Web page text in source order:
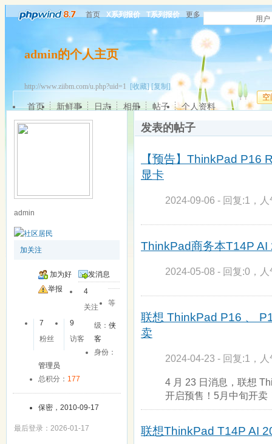
首页 X系列报价 T系列报价 更多 用户
admin的个人主页
http://www.ziibm.com/u.php?uid=1 [收藏] [复制]
空
首页 新鲜事 日志 相册 帖子 个人资料
admin
加关注
加为好
友
发消息
举报
4
关注
7
粉丝
9
访客
等
级：侠
客
身份：
管理员
总积分： 177
保密，2010-09-17
最后登录：2026-01-17
发表的帖子
【预告】ThinkPad P16
显卡
2024-09-06 - 回复:1，
ThinkPad商务本T14P
2024-05-08 - 回复:0，
联想 ThinkPad P16 、
卖
2024-04-23 - 回复:1，
4 月 23 日消息，联想
开启预售！5月中旬开卖
联想ThinkPad T14P AI